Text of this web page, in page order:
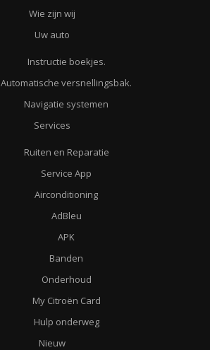
Wie zijn wij
Uw auto
Instructie boekjes.
Automatische versnellingsbak.
Navigatie systemen
Services
Ruiten en Reparatie
Service App
Airconditioning
AdBleu
APK
Banden
Onderhoud
My Citroën Card
Hulp onderweg
Nieuw